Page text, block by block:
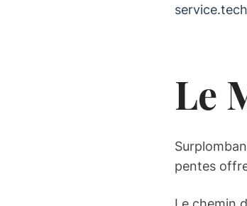
Le
pentes